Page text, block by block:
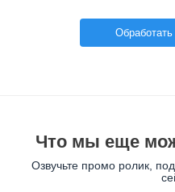
Что мы еще
Озвучьте промо ролик,